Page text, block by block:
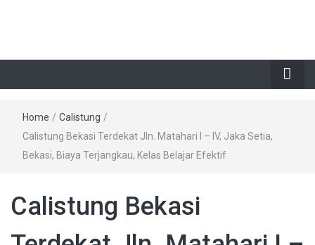
Home / Calistung /
Calistung Bekasi Terdekat Jln. Matahari I – IV, Jaka Setia,
Bekasi, Biaya Terjangkau, Kelas Belajar Efektif
Calistung Bekasi